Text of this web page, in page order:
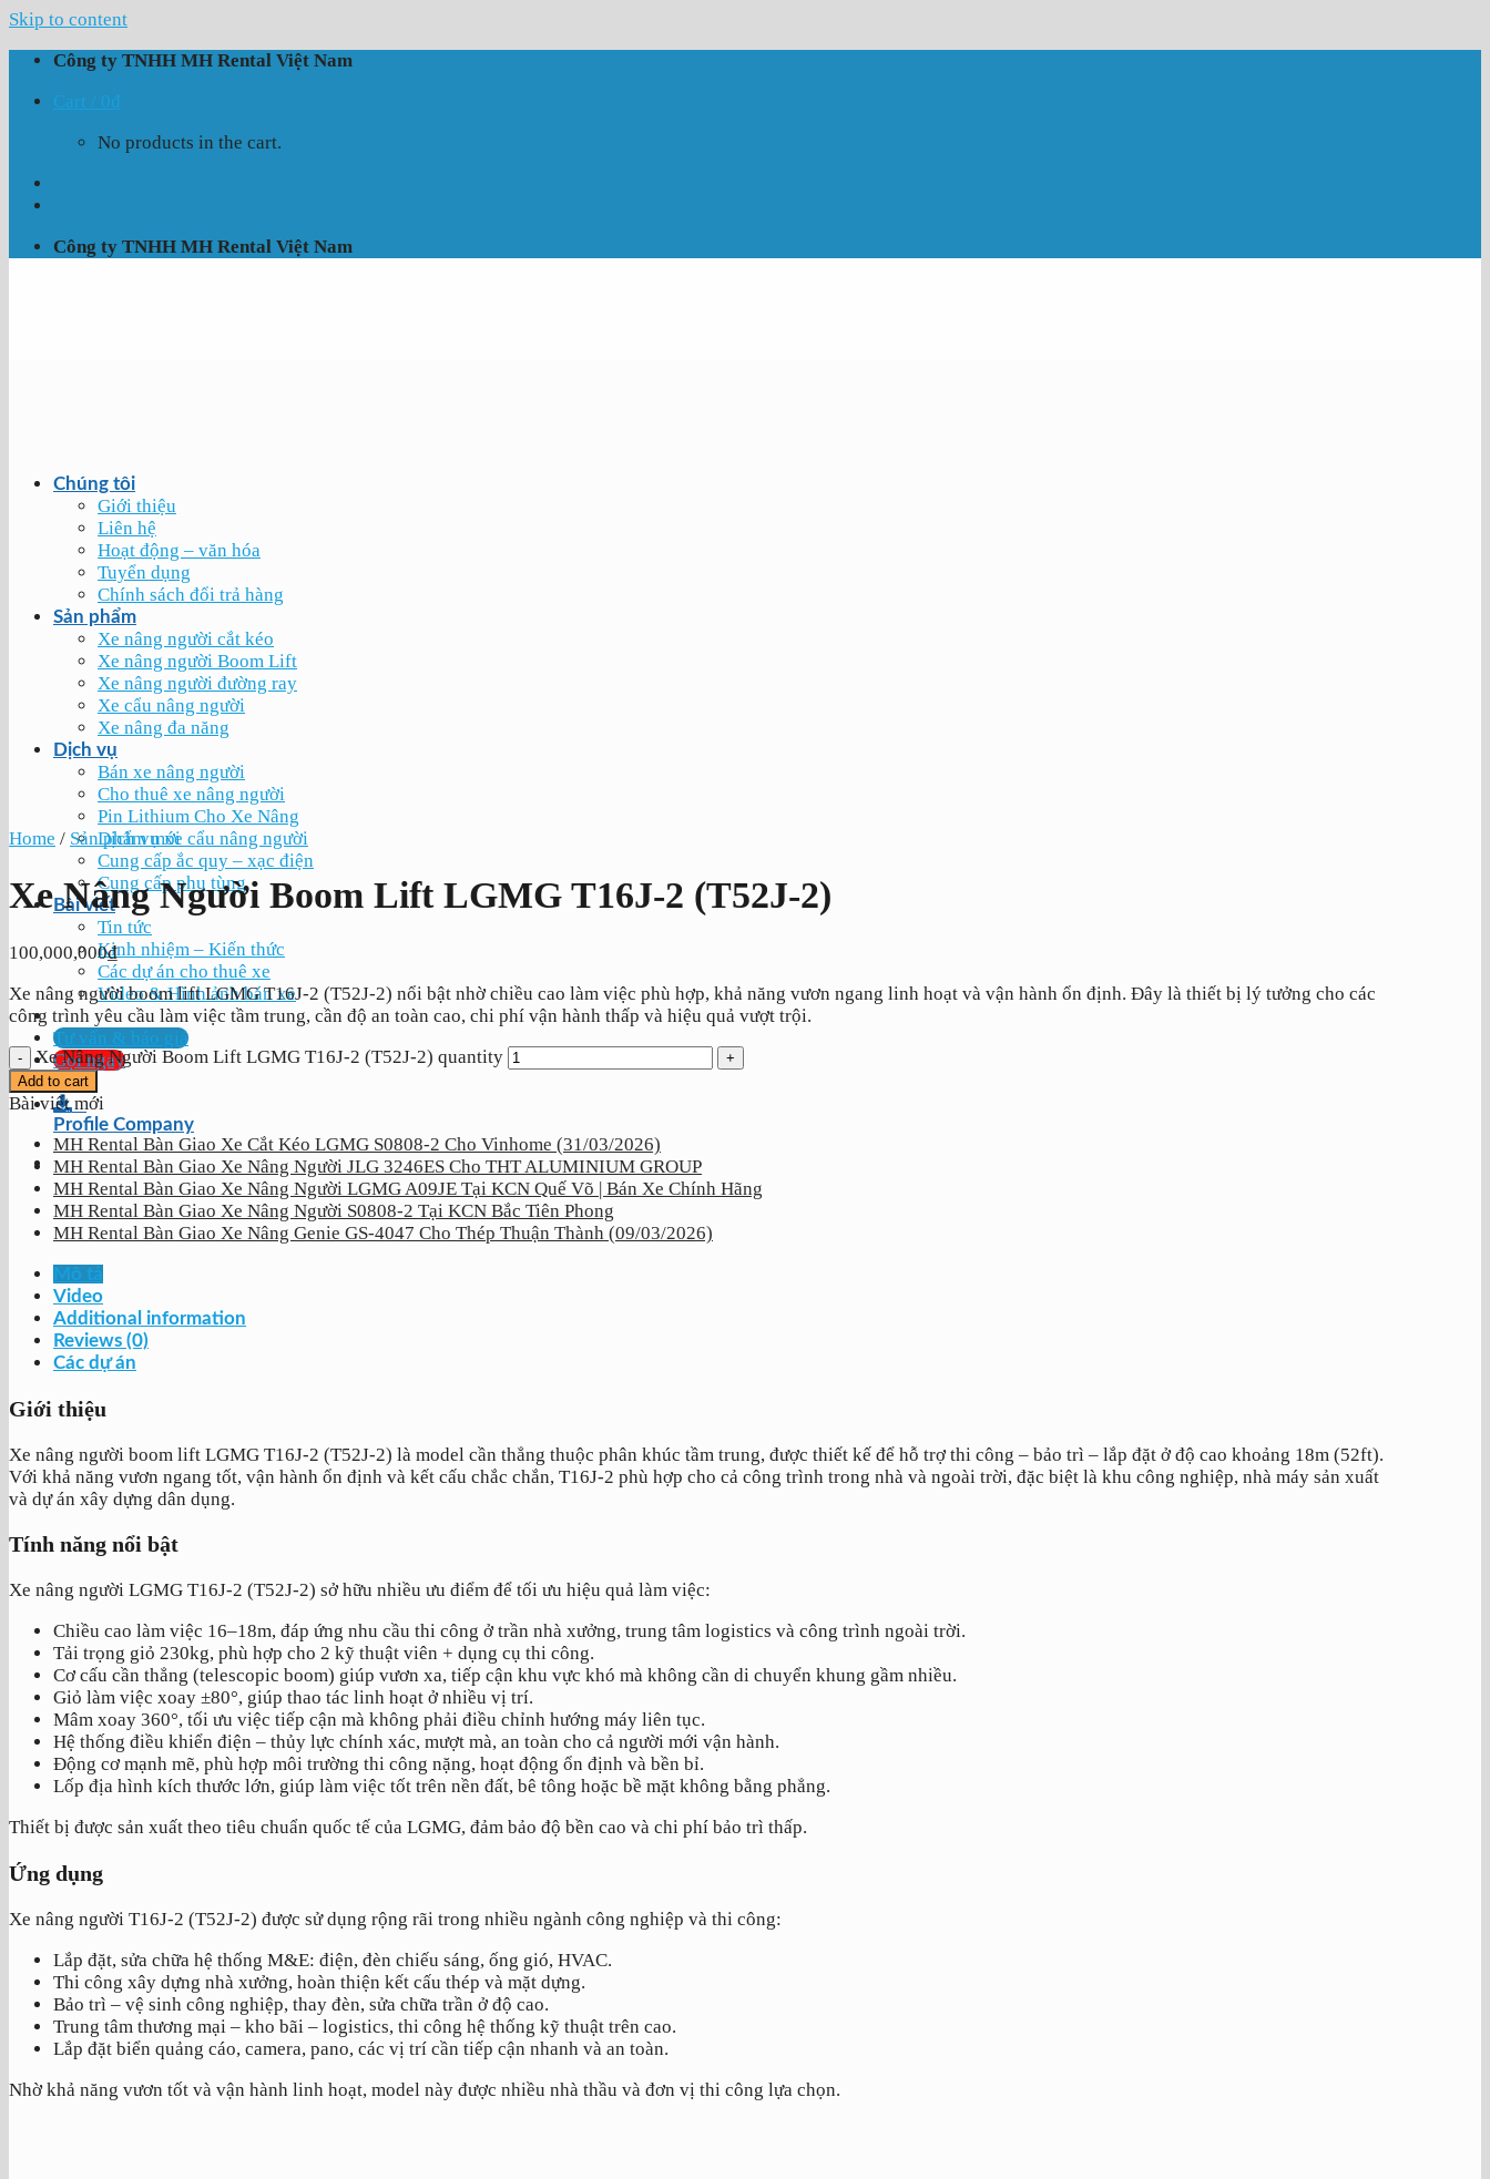
Skip to content
Công ty TNHH MH Rental Việt Nam
Cart / 0₫
No products in the cart.
Công ty TNHH MH Rental Việt Nam
Chúng tôi
Giới thiệu
Liên hệ
Hoạt động – văn hóa
Tuyển dụng
Chính sách đổi trả hàng
Sản phẩm
Xe nâng người cắt kéo
Xe nâng người Boom Lift
Xe nâng người đường ray
Xe cẩu nâng người
Xe nâng đa năng
Dịch vụ
Bán xe nâng người
Cho thuê xe nâng người
Pin Lithium Cho Xe Nâng
Dịch vụ xe cẩu nâng người
Cung cấp ắc quy – xạc điện
Cung cấp phụ tùng
Bài viết
Tin tức
Kinh nhiệm – Kiến thức
Các dự án cho thuê xe
Video & Hình ảnh bán xe
Tư vấn & báo giá
Gọi ngay
Profile Company
Home / Sản phẩm mới
Xe Nâng Người Boom Lift LGMG T16J-2 (T52J-2)
100,000,000₫
Xe nâng người boom lift LGMG T16J-2 (T52J-2) nổi bật nhờ chiều cao làm việc phù hợp, khả năng vươn ngang linh hoạt và vận hành ổn định. Đây là thiết bị lý tưởng cho các
công trình yêu cầu làm việc tầm trung, cần độ an toàn cao, chi phí vận hành thấp và hiệu quả vượt trội.
Xe Nâng Người Boom Lift LGMG T16J-2 (T52J-2) quantity
Add to cart
Bài viết mới
MH Rental Bàn Giao Xe Cắt Kéo LGMG S0808-2 Cho Vinhome (31/03/2026)
MH Rental Bàn Giao Xe Nâng Người JLG 3246ES Cho THT ALUMINIUM GROUP
MH Rental Bàn Giao Xe Nâng Người LGMG A09JE Tại KCN Quế Võ | Bán Xe Chính Hãng
MH Rental Bàn Giao Xe Nâng Người S0808-2 Tại KCN Bắc Tiên Phong
MH Rental Bàn Giao Xe Nâng Genie GS-4047 Cho Thép Thuận Thành (09/03/2026)
Mô tả
Video
Additional information
Reviews (0)
Các dự án
Giới thiệu
Xe nâng người boom lift LGMG T16J-2 (T52J-2) là model cần thẳng thuộc phân khúc tầm trung, được thiết kế để hỗ trợ thi công – bảo trì – lắp đặt ở độ cao khoảng 18m (52ft).
Với khả năng vươn ngang tốt, vận hành ổn định và kết cấu chắc chắn, T16J-2 phù hợp cho cả công trình trong nhà và ngoài trời, đặc biệt là khu công nghiệp, nhà máy sản xuất
và dự án xây dựng dân dụng.
Tính năng nổi bật
Xe nâng người LGMG T16J-2 (T52J-2) sở hữu nhiều ưu điểm để tối ưu hiệu quả làm việc:
Chiều cao làm việc 16–18m, đáp ứng nhu cầu thi công ở trần nhà xưởng, trung tâm logistics và công trình ngoài trời.
Tải trọng giỏ 230kg, phù hợp cho 2 kỹ thuật viên + dụng cụ thi công.
Cơ cấu cần thẳng (telescopic boom) giúp vươn xa, tiếp cận khu vực khó mà không cần di chuyển khung gầm nhiều.
Giỏ làm việc xoay ±80°, giúp thao tác linh hoạt ở nhiều vị trí.
Mâm xoay 360°, tối ưu việc tiếp cận mà không phải điều chỉnh hướng máy liên tục.
Hệ thống điều khiển điện – thủy lực chính xác, mượt mà, an toàn cho cả người mới vận hành.
Động cơ mạnh mẽ, phù hợp môi trường thi công nặng, hoạt động ổn định và bền bỉ.
Lốp địa hình kích thước lớn, giúp làm việc tốt trên nền đất, bê tông hoặc bề mặt không bằng phẳng.
Thiết bị được sản xuất theo tiêu chuẩn quốc tế của LGMG, đảm bảo độ bền cao và chi phí bảo trì thấp.
Ứng dụng
Xe nâng người T16J-2 (T52J-2) được sử dụng rộng rãi trong nhiều ngành công nghiệp và thi công:
Lắp đặt, sửa chữa hệ thống M&E: điện, đèn chiếu sáng, ống gió, HVAC.
Thi công xây dựng nhà xưởng, hoàn thiện kết cấu thép và mặt dựng.
Bảo trì – vệ sinh công nghiệp, thay đèn, sửa chữa trần ở độ cao.
Trung tâm thương mại – kho bãi – logistics, thi công hệ thống kỹ thuật trên cao.
Lắp đặt biển quảng cáo, camera, pano, các vị trí cần tiếp cận nhanh và an toàn.
Nhờ khả năng vươn tốt và vận hành linh hoạt, model này được nhiều nhà thầu và đơn vị thi công lựa chọn.